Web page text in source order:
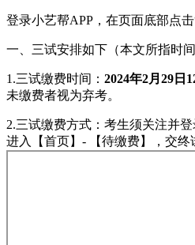
登录小艺帮APP，在页面底部点击
一、三试安排如下（本文所指时
1.三试缴费时间： 2024年2月29日
未缴费者视为弃考。
2.三试缴费方式：考生须关注并登
进入【首页】- 【待缴费】，交终